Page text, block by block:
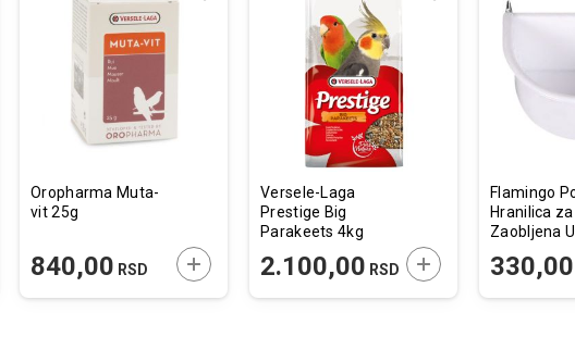
U KORPU
Oropharma Muta-
vit 25g
840,00 RSD DODAJTE U KORPU
Versele-Laga
Prestige Big
Parakeets 4kg
2.100,00 RSD DODAJTE U KORPU
Flamingo
Hranilica
Zaobljena
250ml
330,00